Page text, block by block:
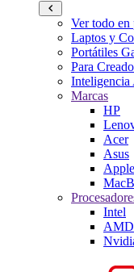
Ver todo en
Laptos y
Portátiles
Para
Marcas
HP
Acer
Asus
Apple
Intel
AMD